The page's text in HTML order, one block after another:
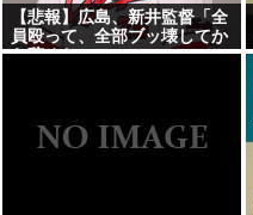
【悲報】広島、新井監督「全
員殴って、全部ブッ壊してか
ら辞めたい」